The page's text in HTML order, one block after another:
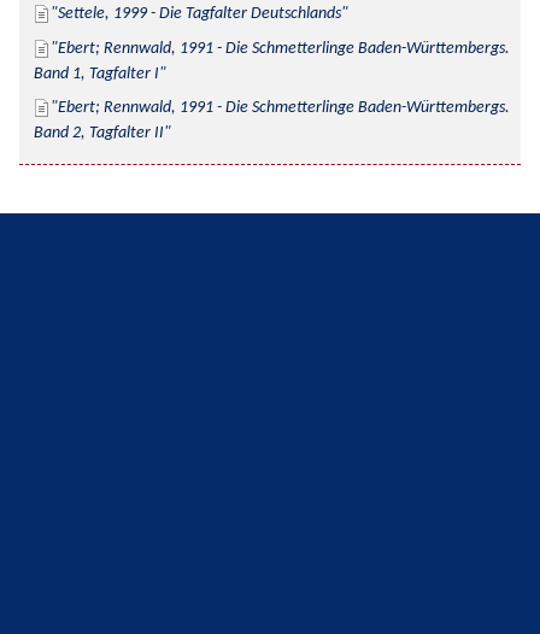
Settele, 1999 - Die Tagfalter Deutschlands
Ebert; Rennwald, 1991 - Die Schmetterlinge Baden-Württembergs.
Band 1, Tagfalter I
Ebert; Rennwald, 1991 - Die Schmetterlinge Baden-Württembergs.
Band 2, Tagfalter II